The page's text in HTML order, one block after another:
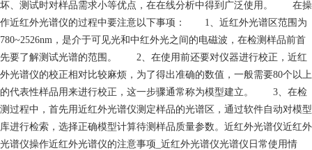
坏、测试时对样品需求小等优点，在在线分析中得到广泛使用。 在操
作近红外光谱仪的过程中要注意以下事项： 1、近红外光谱区范围为
780~2526nm，是介于可见光和中红外光之间的电磁波，在检测样品前首
先要了解测试光谱的范围。 2、在使用前还要对仪器进行校正，近红
外光谱仪的校正相对比较麻烦，为了得出准确的数值，一般需要80个以上
的代表性样品用来进行校正，这一步骤通常称为模型建立。 3、在检
测过程中，首先用近红外光谱仪测定样品的光谱区，通过软件自动对模型
库进行检索，选择正确模型计算待测样品质量参数。近红外光谱仪近红外
光谱仪操作近红外光谱仪的注意事项_近红外光谱仪光谱仪日常使用情